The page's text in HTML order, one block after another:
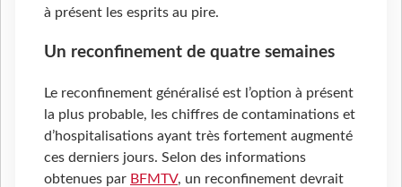
à présent les esprits au pire.
Un reconfinement de quatre semaines
Le reconfinement généralisé est l’option à présent
la plus probable, les chiffres de contaminations et
d’hospitalisations ayant très fortement augmenté
ces derniers jours. Selon des informations
obtenues par BFMTV, un reconfinement devrait